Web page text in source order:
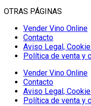
OTRAS PÁGINAS
Vender Vino Online
Contacto
Aviso Legal,
Política de venta y
Vender Vino Online
Contacto
Aviso Legal,
Política de venta y